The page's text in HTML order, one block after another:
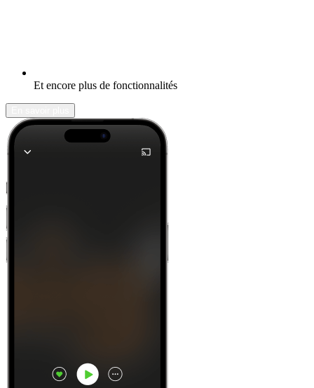
Et encore plus de fonctionnalités